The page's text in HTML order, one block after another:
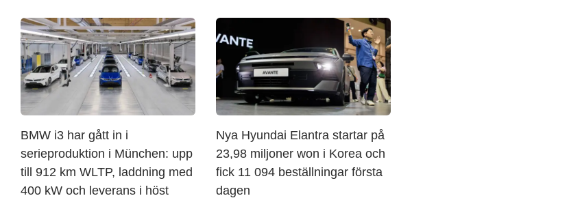
BMW i3 har gått in i
serieproduktion i München: upp
till 912 km WLTP, laddning med
400 kW och leverans i höst
Nya Hyundai Elantra startar på
23,98 miljoner won i Korea och
fick 11 094 beställningar första
dagen